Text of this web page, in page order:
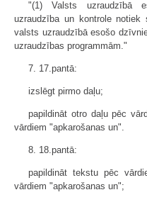
"(1) Valsts uzraudzībā
uzraudzība un kontrole
valsts uzraudzībā esošo
uzraudzības programmām."
7. 17.pantā:
izslēgt pirmo daļu;
papildināt otro daļu pēc
vārdiem "apkarošanas un".
8. 18.pantā:
papildināt tekstu pēc
vārdiem "apkarošanas un";